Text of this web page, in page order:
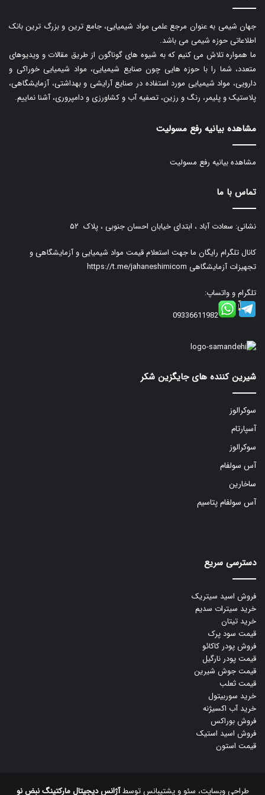
جهان شیمی به عنوان مرجع علمی مواد شیمیایی، جامع ترین و بزرگ ترین بانک
اطلاعاتی حوزه شیمی می باشد.
ما همواره تلاش می کنیم که به شیوه های گوناگون از طریق مقالات و ویدیوهای
متعدد، شما را با حوزه هایی چون صنایع شیمیایی، مواد شیمیایی خوراکی و
دارویی، مواد شیمیایی مورد استفاده در صنایع آرایشی و بهداشتی، آزمایشگاهی،
پلاستیک و پلیمر، رنگ و رزین، تصفیه آب و کشاورزی و دامپروری، آشنا نماییم.
مشاهده بیانیه رفع مسولیت
مشاهده بیانیه رفع مسولیت
تماس با ما
نشانی: سعادت آباد ، ابتدای خیابان احسان جنوبی ، پلاک ۵۲
کانال تلگرام رایگان ما جهت استعلام قیمت مواد شیمیایی و آزمایشگاهی و
تجهیزات آزمایشگاهی https://t.me/jahaneshimicom
تلگرام و واتساپ:
09336611982
شیرین کننده های جایگزین شکر
سوکرالوز
آسپارتام
سوکرالوز
آس سولفام
ساخارین
آس سولفام پتاسیم
دسترسی سریع
فروش اسید سیتریک
خرید سیترات سدیم
خرید تیتان
قیمت سود پرک
فروش پودر کاکائو
قیمت پودر نارگیل
قیمت جوش شیرین
قیمت ثعلب
خرید سوربیتول
خرید آب اکسیژنه
فروش بوراکس
فروش اسید استیک
قیمت استون
طراحی وبسایت، سئو و پشتیبانس توسطآژانس دیجیتال مارکتینگ نبض نو